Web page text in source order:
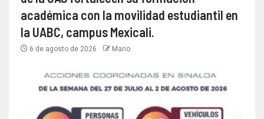
académica con la movilidad estudiantil en
la UABC, campus Mexicali.
6 de agosto de 2026 Mario